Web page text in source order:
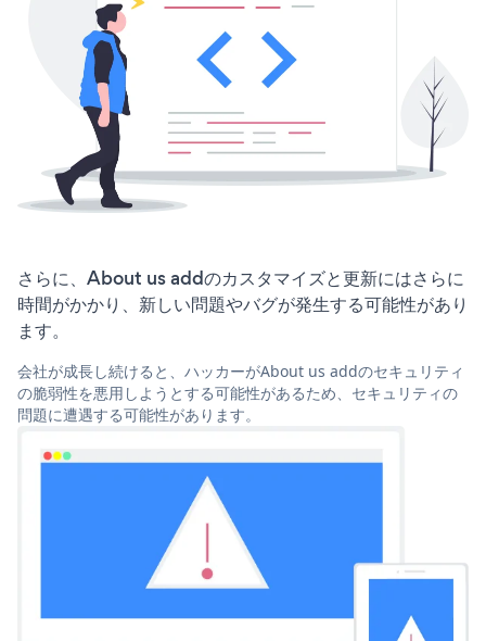
さらに、About us addのカスタマイズと更新にはさらに
時間がかかり、新しい問題やバグが発生する可能性があり
ます。
会社が成長し続けると、ハッカーがAbout us addのセキュリティ
の脆弱性を悪用しようとする可能性があるため、セキュリティの
問題に遭遇する可能性があります。